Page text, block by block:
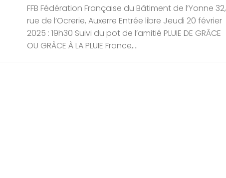
FFB Fédération Française du Bâtiment de l’Yonne 32,
rue de l’Ocrerie, Auxerre Entrée libre Jeudi 20 février
2025 : 19h30 Suivi du pot de l’amitié PLUIE DE GRÂCE
OU GRÂCE À LA PLUIE France,...